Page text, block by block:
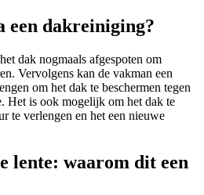
een dakreiniging?
dak nogmaals afgespoten om
Vervolgens kan de vakman een
om het dak te beschermen tegen
Het is ook mogelijk om het dak te
te verlengen en het een nieuwe
lente: waarom dit een